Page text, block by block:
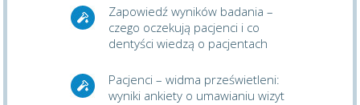
Zapowiedź wyników badania –
czego oczekują pacjenci i co
dentyści wiedzą o pacjentach
Pacjenci – widma prześwietleni:
wyniki ankiety o umawianiu wizyt